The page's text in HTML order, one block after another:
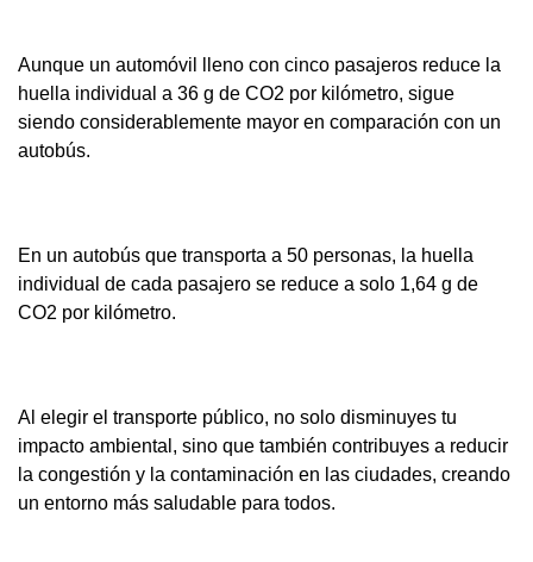
Aunque un automóvil lleno con cinco pasajeros reduce la
huella individual a 36 g de CO2 por kilómetro, sigue
siendo considerablemente mayor en comparación con un
autobús.
En un autobús que transporta a 50 personas, la huella
individual de cada pasajero se reduce a solo 1,64 g de
CO2 por kilómetro.
Al elegir el transporte público, no solo disminuyes tu
impacto ambiental, sino que también contribuyes a reducir
la congestión y la contaminación en las ciudades, creando
un entorno más saludable para todos.